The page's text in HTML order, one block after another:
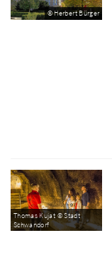
© Herbert Bürger
Thomas Kujat © Stadt
Schwandorf